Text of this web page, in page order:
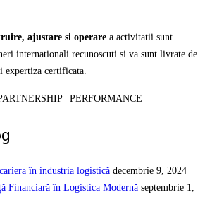
ajustare si operare a activitatii sunt
internationali recunoscuti si va sunt livrate de
expertiza certificata.
| PERFORMANCE
în industria logistică decembrie 9, 2024
Financiară în Logistica Modernă septembrie 1,